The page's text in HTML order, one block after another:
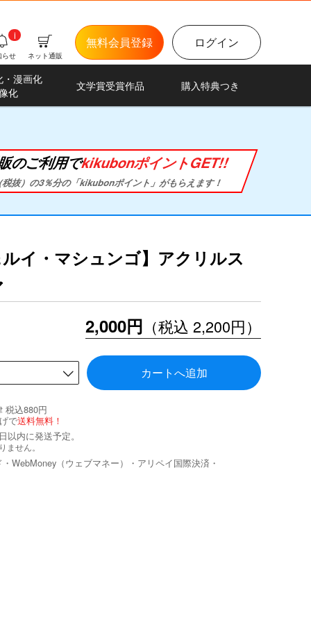
ログイン
無料会員登録
ネット通販
らせ
i
・漫画化
化
文学賞受賞作品 購入特典つき
のご利用でkikubonポイントGET!!
抜）の3％分の「kikubonポイント」がもらえます！
ルイ・マシュンゴ】アクリルス
2,000円 （税込 2,200円）
カートへ追加
税込880円
で送料無料！
内に発送予定。
ません。
WebMoney（ウェブマネー）・アリペイ国際決済・